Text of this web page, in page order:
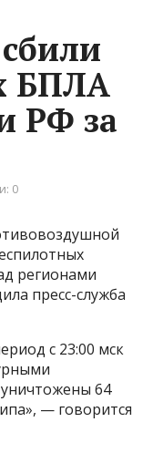
БПЛА
РФ за
0
регионами
пресс-служба
с 23:00 мск
64
— говорится